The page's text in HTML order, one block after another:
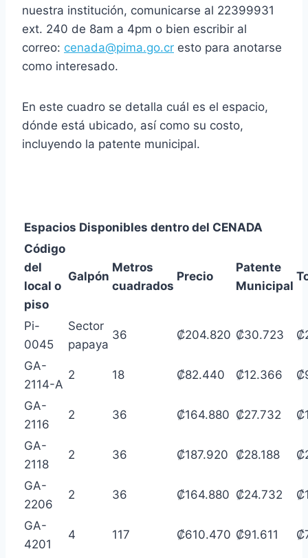
nuestra institución, comunicarse al 22399931
ext. 240 de 8am a 4pm o bien escribir al
correo: cenada@pima.go.cr esto para anotarse
como interesado.
En este cuadro se detalla cuál es el espacio,
dónde está ubicado, así como su costo,
incluyendo la patente municipal.
Espacios Disponibles dentro del CENADA
Código
del
local o
piso
Galpón
Metros
cuadrados
Precio
Patente
Municipal
Pi-
0045
Sector
papaya
36 ₡204.820 ₡30.723
GA-
2114-A
2 18 ₡82.440 ₡12.366
GA-
2116
2 36 ₡164.880 ₡27.732
GA-
2118
2 36 ₡187.920 ₡28.188
GA-
2206
2 36 ₡164.880 ₡24.732
GA-
4201
4 117 ₡610.470 ₡91.611